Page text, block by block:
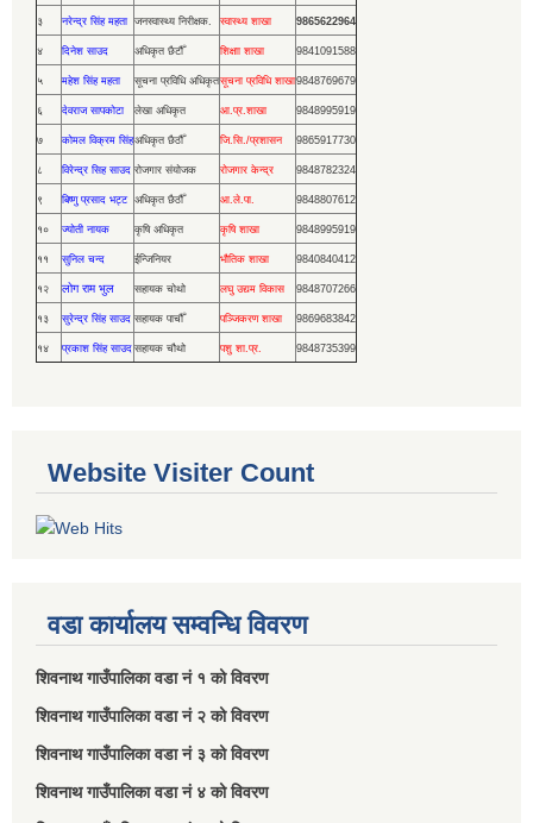
३ नरेन्द्र सिंह महता जनस्वास्थ्य निरीक्षक. स्वास्थ्य शाखा 9865622964
४ दिनेश साउद अधिकृत छैटौँ शिक्षाा शाखा 9841091588
५ महेश सिंह महता सूचना प्रविधि अधिकृतसूचना प्रविधि शाखा9848769679
६ देवराज सापकोटा लेखा अधिकृत आ.प्र.शाखा 9848995919
७ कोमल विक्रम सिंहअधिकृत छैठौँ जि.सि./प्रशासन 9865917730
८ विरेन्द्र सिह साउद रोजगार संयोजक रोजगार केन्द्र 9848782324
९ बिष्णु प्रसाद भट्ट अधिकृत छैठौँ आ.ले.पा. 9848807612
१० ज्योती नायक कृषि अधिकृत कृषि शाखा 9848995919
११ सुनिल चन्द ईन्जिनियर भौतिक शाखा 9840840412
१२ लोग राम भुल सहायक चोथो लघु उद्यम विकास 9848707266
१३ सुरेन्द्र सिंह साउद सहायक पाचौँ पञ्जिकरण शाखा 9869683842
१४ प्रकाश सिंह साउद सहायक चौथो पशु शा.प्र. 9848735399
Website Visiter Count
वडा कार्यालय सम्वन्धि विवरण
शिवनाथ गाउँपालिका वडा नं‌ १ को विवरण
शिवनाथ गाउँपालिका वडा नं‌ २ को विवरण
शिवनाथ गाउँपालिका वडा नं‌ ३ को विवरण
शिवनाथ गाउँपालिका वडा नं‌ ४ को विवरण